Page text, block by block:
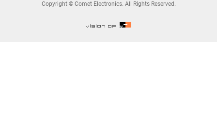
Copyright © Comet Electronics. All Rights Reserved.